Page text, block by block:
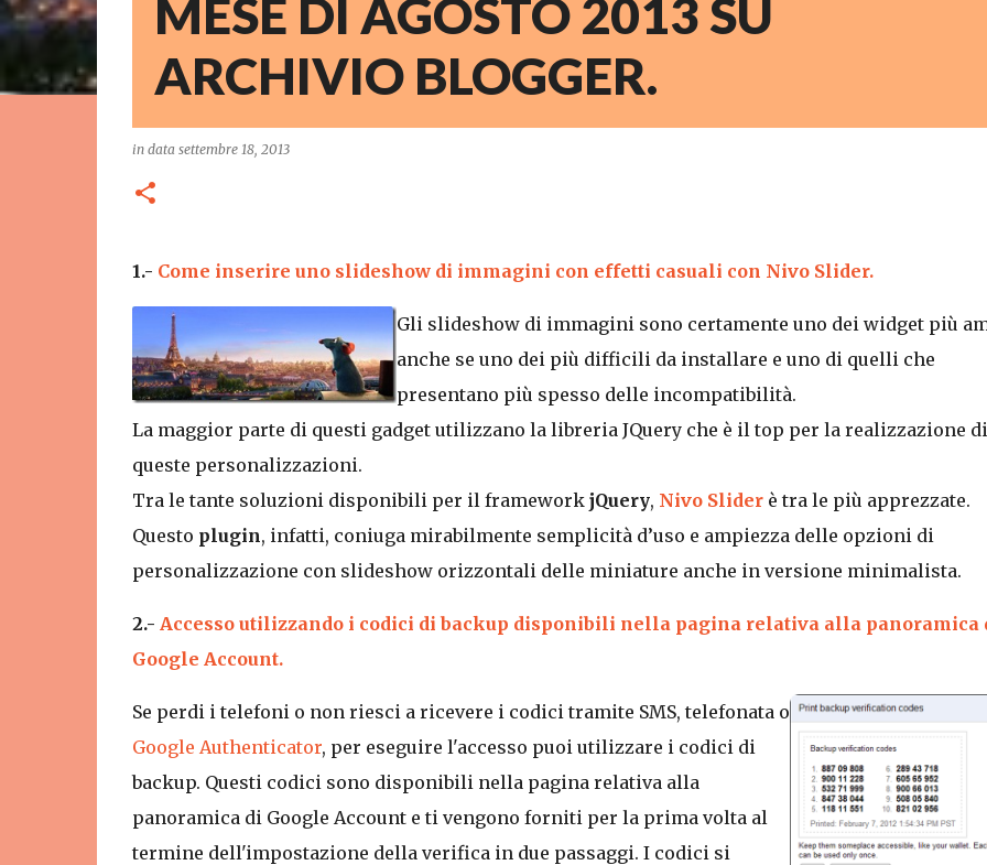
MESE DI AGOSTO 2013 SU
ARCHIVIO BLOGGER.
in data settembre 18, 2013
1.- Come inserire uno slideshow di immagini con effetti casuali con Nivo Slider.
Gli slideshow di immagini sono certamente uno dei widget più
anche se uno dei più difficili da installare e uno di quelli che
presentano più spesso delle incompatibilità.
La maggior parte di questi gadget utilizzano la libreria JQuery che è il top per la realizzazione di
queste personalizzazioni.
Tra le tante soluzioni disponibili per il framework jQuery, Nivo Sliderè tra le più apprezzate.
Questo plugin, infatti, coniuga mirabilmente semplicità d’uso e ampiezza delle opzioni di
personalizzazione con slideshow orizzontali delle miniature anche in versione minimalista.
2.- Accesso utilizzando i codici di backup disponibili nella pagina relativa alla panoramica
Google Account.
Se perdi i telefoni o non riesci a ricevere i codici tramite SMS, telefonata o
Google Authenticator, per eseguire l'accesso puoi utilizzare i codici di
backup. Questi codici sono disponibili nella pagina relativa alla
panoramica di Google Account e ti vengono forniti per la prima volta al
termine dell'impostazione della verifica in due passaggi. I codici si